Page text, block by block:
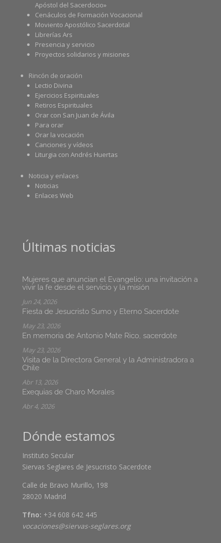
Apóstol del Sacerdocio»
Cenáculos de Formación Vocacional
Moviento Apostólico Sacerdotal
Librerías Ars
Presencia y servicio
Proyectos solidarios y misiones
Rincón de oración
Lectio Divina
Ejercicios Espirituales
Retiros Espirituales
Orar con San Juan de Ávila
Para orar
Orar la vocación
Canciones y vídeos
Liturgia con Andrés Huertas
Noticia y enlaces
Noticias
Enlaces Web
Últimas noticias
Mujeres que anuncian el Evangelio: una invitación a
vivir la fe desde el servicio y la misión
Jun 24, 2026
Fiesta de Jesucristo Sumo y Eterno Sacerdote
May 23, 2026
En memoria de Antonio Mate Rico, sacerdote
May 23, 2026
Visita de la Directora General y la Administradora a
Chile
Abr 13, 2026
Exequias de Charo Morales
Abr 4, 2026
Dónde estamos
Instituto Secular
Siervas Seglares de Jesucristo Sacerdote
Calle de Bravo Murillo, 198
28020 Madrid
Tfno: +34 608 642 445
vocaciones@siervas-seglares.org